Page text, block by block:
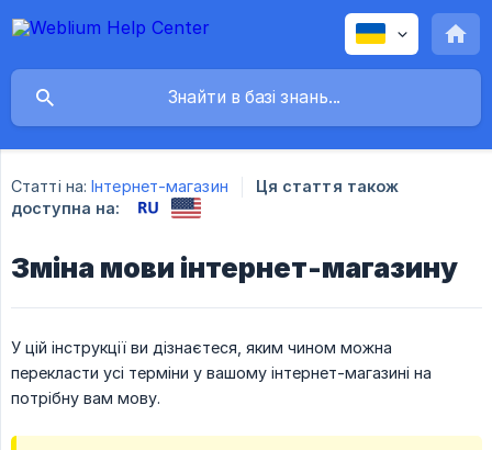
Статті на: Інтернет-магазин
Ця стаття також
доступна на:
Зміна мови інтернет-магазину
У цій інструкції ви дізнаєтеся, яким чином можна
перекласти усі терміни у вашому інтернет-магазині на
потрібну вам мову.